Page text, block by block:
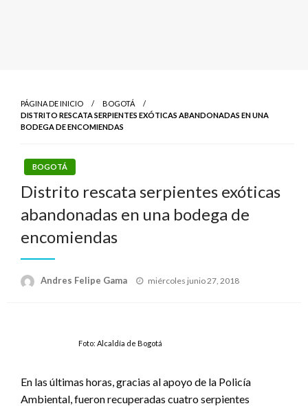
PÁGINA DE INICIO
BOGOTÁ
DISTRITO RESCATA SERPIENTES EXÓTICAS ABANDONADAS EN UNA
BODEGA DE ENCOMIENDAS
BOGOTÁ
Distrito rescata serpientes exóticas
abandonadas en una bodega de
encomiendas
Andres Felipe Gama
Publicado
miércoles junio 27, 2018
Foto: Alcaldía de Bogotá
En las últimas horas, gracias al apoyo de la Policía
Ambiental, fueron recuperadas cuatro serpientes